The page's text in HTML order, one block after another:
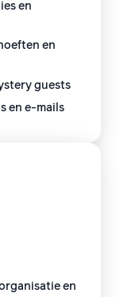
en
en
guests
en e-mails
en